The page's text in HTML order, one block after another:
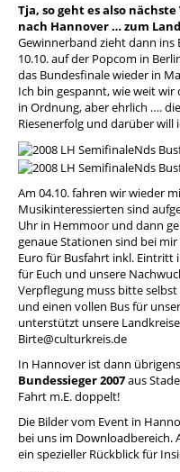
Tja, so geht es also
nach Hannover … zum
Gewinnerband zieht dann ins
10.10. auf der Popcom in
das Bundesfinale wieder in
Ich bin gespannt, wie weit
in Ordnung, aber ehrlich ….
Riesenerfolg und darüber
Am 04.10. fahren wir wieder
Musikinteressierten sind
Uhr in Hemmoor und dann
genaue Stationen sind bei
Euro für Busfahrt inkl. Eintritt
für Euch und unsere
Verpflegung muss bitte
und einen vollen Bus für
unterstützt unsere
Birte@culturkreis.de
In Hannover ist dann übrigens
Bundessieger 2007aus
Fahrt m.E. doppelt!
Die Bilder vom Event in
bei uns im Downloadbereich.
ein spezieller Rückblick für